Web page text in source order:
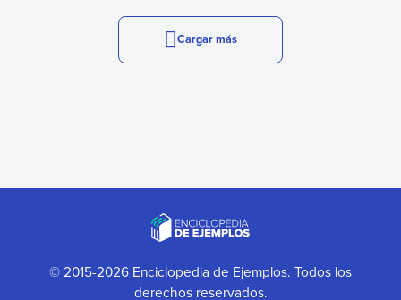
Cargar más
© 2015-2026 Enciclopedia de Ejemplos. Todos los
derechos reservados.